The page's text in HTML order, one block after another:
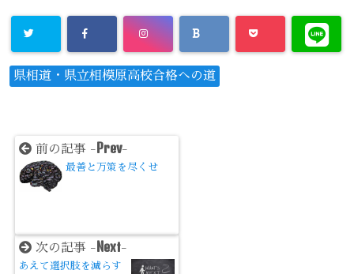
県相道・県立相模原高校合格への道
前の記事 - Prev-
最善と万策を尽くせ
次の記事 - Next-
あえて選択肢を減らす